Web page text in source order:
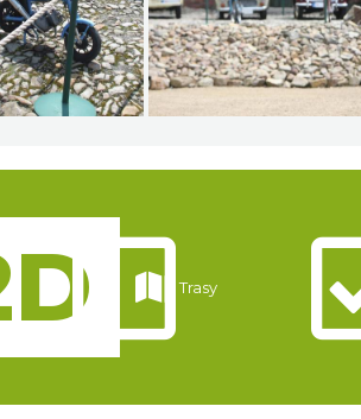
Trasy